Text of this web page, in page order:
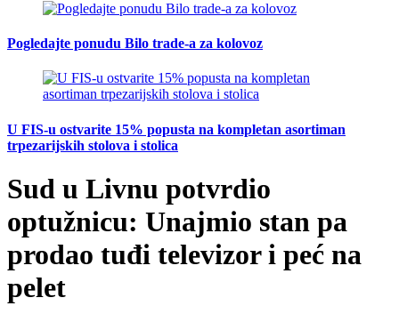
Pogledajte ponudu Bilo trade-a za kolovoz
U FIS-u ostvarite 15% popusta na kompletan asortiman
trpezarijskih stolova i stolica
Sud u Livnu potvrdio
optužnicu: Unajmio stan pa
prodao tuđi televizor i peć na
pelet